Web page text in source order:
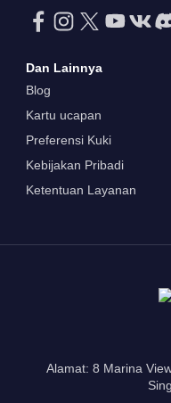
Dan Lainnya
Blog
Kartu ucapan
Preferensi Kuki
Kebijakan Pribadi
Ketentuan Layanan
Alamat: 8 Marina